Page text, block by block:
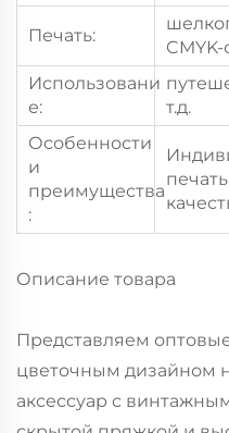
Печать:
Использовани
е:
т.д.
Особенности
и
преимущества
:
Описание товара
Представляем
цветочным дизайном
аксессуар с